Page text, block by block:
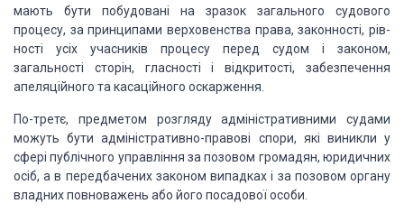
мають бути побудовані на зразок загального судового
процесу, за принципами верховенства права, законності, рів­
ності усіх учасників процесу перед судом і законом,
загальності сторін, гласності і відкритості, забезпечення
апеляційного та касаційного оскарження.
По-третє, предметом розгляду адміністративними судами
можуть бути адміністративно-правові спори, які виникли у
сфері публічного управління за позовом громадян, юридичних
осіб, а в передбачених законом випадках і за позовом органу
владних повноважень або його посадової особи.